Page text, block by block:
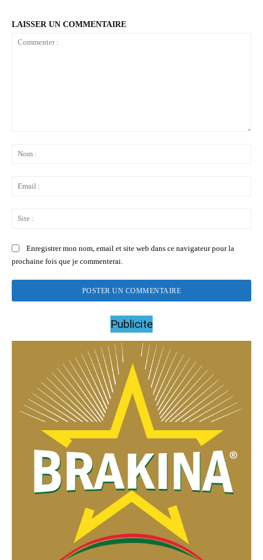
LAISSER UN COMMENTAIRE
Enregistrer mon nom, email et site web dans ce navigateur pour la
prochaine fois que je commenterai.
Publicite